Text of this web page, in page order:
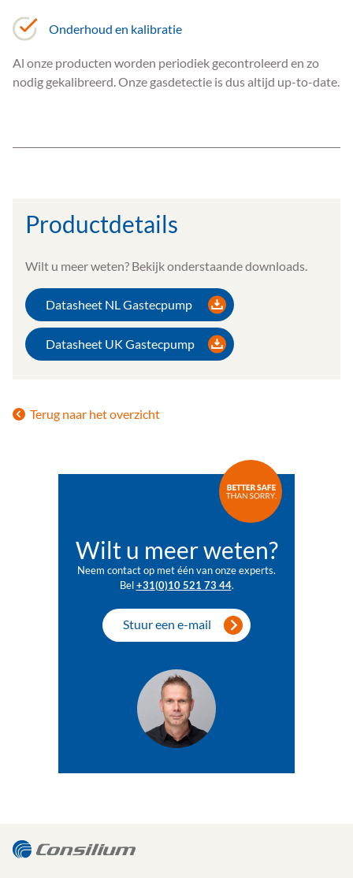
Onderhoud en kalibratie
Al onze producten worden periodiek gecontroleerd en zo
nodig gekalibreerd. Onze gasdetectie is dus altijd up-to-date.
Productdetails
Wilt u meer weten? Bekijk onderstaande downloads.
Datasheet NL Gastecpump
Datasheet UK Gastecpump
Terug naar het overzicht
Wilt u meer weten?
Neem contact op met één van onze experts.
Bel+31(0)10 521 73 44.
Stuur een e-mail